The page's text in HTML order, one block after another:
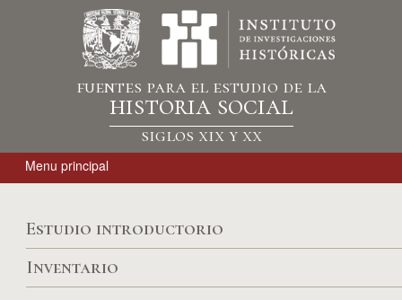
fuentes para el estudio de la
historia social
siglos xix y xx
Menu principal
Estudio introductorio
Inventario